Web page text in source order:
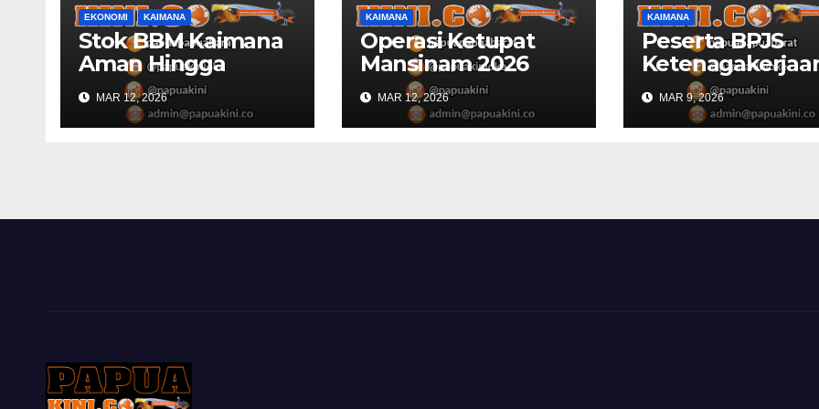
EKONOMI KAIMANA
Stok BBM Kaimana
Aman Hingga
Lebaran
MAR 12, 2026
KAIMANA
Operasi Ketupat
Mansinam 2026
Kaimana Libatkan
150 Personil
Gabungan
MAR 12, 2026
KAIMANA
Peserta BPJS
Kaimana
53 Persen di 2026
MAR 9, 2026